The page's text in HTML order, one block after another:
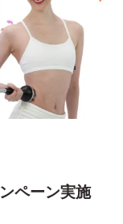
ペーン実施